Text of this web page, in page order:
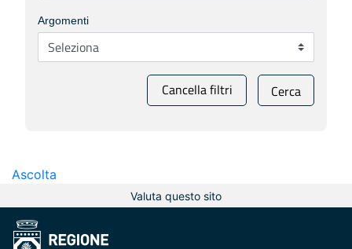
Argomenti
Cancella filtri Cerca
Ascolta
Valuta questo sito